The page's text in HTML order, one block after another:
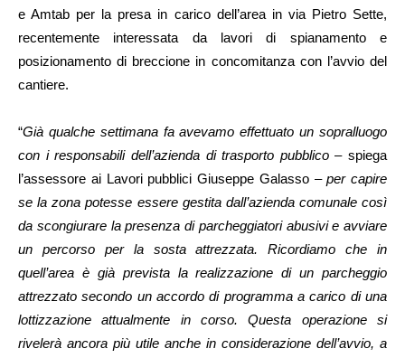
e Amtab per la presa in carico dell’area in via Pietro Sette,
recentemente interessata da lavori di spianamento e
posizionamento di breccione in concomitanza con l’avvio del
cantiere.
“Già qualche settimana fa avevamo effettuato un sopralluogo
con i responsabili dell’azienda di trasporto pubblico– spiega
l’assessore ai Lavori pubblici Giuseppe Galasso –per capire
se la zona potesse essere gestita dall’azienda comunale così
da scongiurare la presenza di parcheggiatori abusivi e avviare
un percorso per la sosta attrezzata. Ricordiamo che in
quell’area è già prevista la realizzazione di un parcheggio
attrezzato secondo un accordo di programma a carico di una
lottizzazione attualmente in corso. Questa operazione si
rivelerà ancora più utile anche in considerazione dell’avvio, a